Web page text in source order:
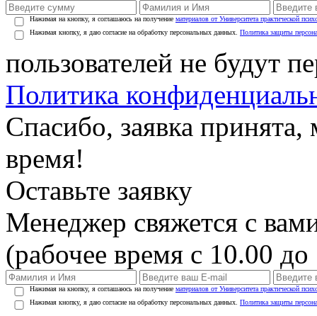
Нажимая на кнопку, я соглашаюсь на получение материалов от Университета практической
Нажимая кнопку, я даю согласие на обработку персональных данных. Политика защиты
пользователей не будут
Политика
Спасибо, заявка
время!
Оставьте заявку
Менеджер свяжется с
(рабочее время с 10.00
Нажимая на кнопку, я соглашаюсь на получение материалов от Университета практической
Нажимая кнопку, я даю согласие на обработку персональных данных. Политика защиты